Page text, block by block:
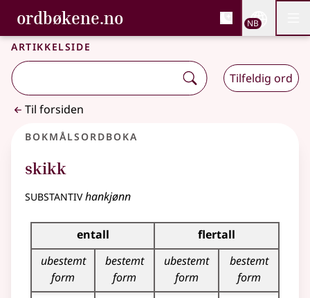
Gå til hovedinnhold
Tilgjengelighet
ordbøkene.no, Bokmålsordboka og
Bokmålsordboka og Nynorskordboka
NB
Artikkelside
Tilfeldig ord
Til forsiden
Bokmålsordboka
skikk
substantivhankjønn
Bøyingstabell for dette substantivet
entall
flertall
ubestemt
form
bestemt
form
ubestemt
form
bestemt
form